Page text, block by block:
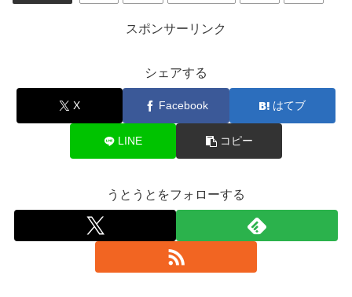
スポンサーリンク
シェアする
X Facebook はてブ
LINE コピー
うとうとをフォローする